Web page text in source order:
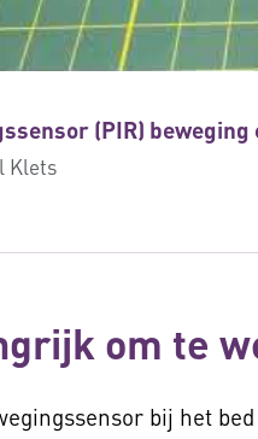
(PIR) beweging
Klets
om te
bij het